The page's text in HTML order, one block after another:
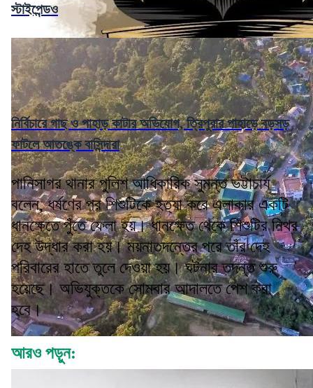
স্টাইপেন্ডও
নির্বিচারে গাছ ও পাহাড় কাটার অভিযোগ, ত্রিপুরার পাহাড়ে বড়সড়
ফাটলে আতঙ্কে বাসিন্দারা
পানিসাগর থানার পুলিশ আধিকারিক সুমন্ত ভট্টাচার্য
বলেন, ধর্ষণের পর শিশুটিকে হত্যা করে এলাকার একটি
ধানক্ষেতে পুঁতে ফেলা হয়। ধানক্ষেত থেকে শিশুটির নিথর
দেহ উদ্ধার করা হয়। ময়নাতদন্তের পরে তাঁর দেহ
পরিবারের হাতে তুলে দেওয়া হয়। ঘটনার তদন্ত শুরু
হয়েছে। অভিযুক্তকে সোমবার আদালতে পেশ করা
হবে।
আরও পড়ুন: